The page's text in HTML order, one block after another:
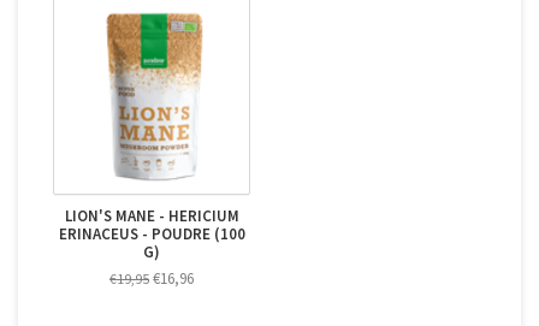
LION'S MANE - HERICIUM
ERINACEUS - POUDRE (100
G)
€19,95 €16,96